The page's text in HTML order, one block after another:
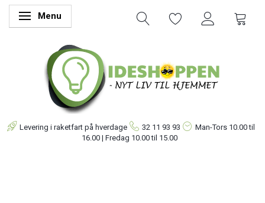
Skifte navigation
Menu
Levering i raketfart på hverdage 32 11 93 93 Man-Tors 10.00 til
16.00 | Fredag 10.00 til 15.00